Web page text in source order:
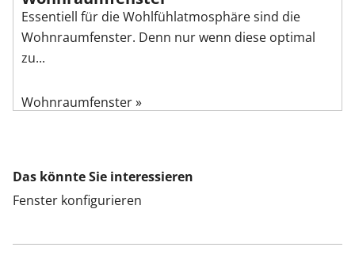
Essentiell für die Wohlfühlatmosphäre sind die
Wohnraumfenster. Denn nur wenn diese optimal
zu...
Wohnraumfenster »
Das könnte Sie interessieren
Fenster konfigurieren